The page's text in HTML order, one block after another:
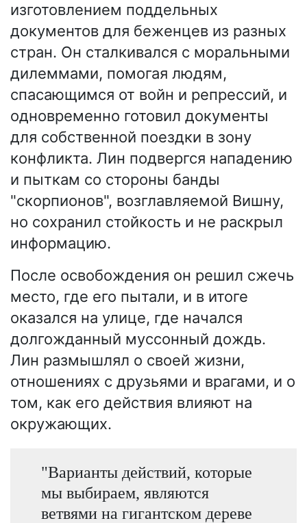
изготовлением поддельных
документов для беженцев из разных
стран. Он сталкивался с моральными
дилеммами, помогая людям,
спасающимся от войн и репрессий, и
одновременно готовил документы
для собственной поездки в зону
конфликта. Лин подвергся нападению
и пыткам со стороны банды
"скорпионов", возглавляемой Вишну,
но сохранил стойкость и не раскрыл
информацию.
После освобождения он решил сжечь
место, где его пытали, и в итоге
оказался на улице, где начался
долгожданный муссонный дождь.
Лин размышлял о своей жизни,
отношениях с друзьями и врагами, и о
том, как его действия влияют на
окружающих.
"Варианты действий, которые
мы выбираем, являются
ветвями на гигантском дереве